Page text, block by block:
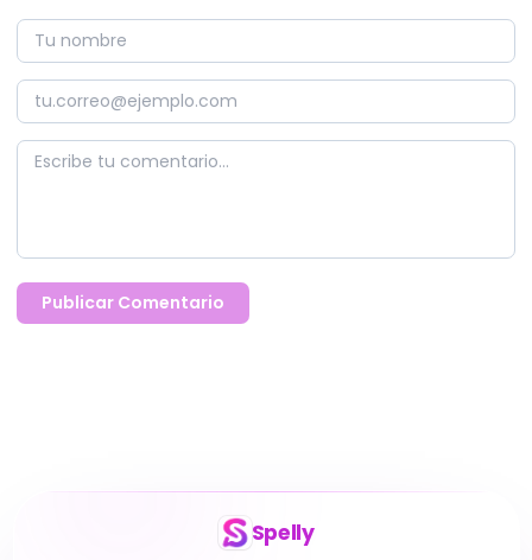
Publicar Comentario
Spelly